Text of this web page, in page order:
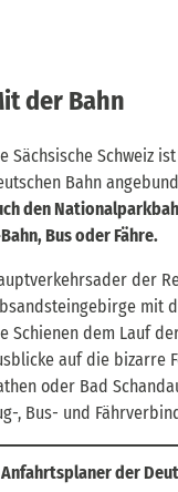
der Bahn
Sächsische Schweiz
Bahn
den
Bus oder Fähre.
der
mit
Schienen dem Lauf
auf die bizarre
oder Bad
, Bus- und
Anfahrtsplaner der